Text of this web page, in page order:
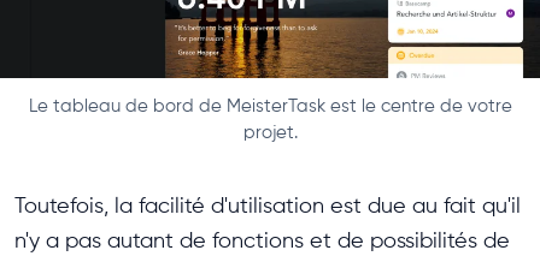
Le tableau de bord de MeisterTask est le centre de votre
projet.
Toutefois, la facilité d'utilisation est due au fait qu'il
n'y a pas autant de fonctions et de possibilités de